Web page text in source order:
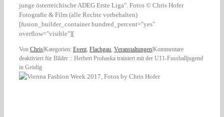
junge österreichische ADEG Erste Liga". Fotos © Chris Hofer
Fotografie & Film (alle Rechte vorbehalten)
[fusion_builder_container hundred_percent="yes"
overflow="visible"][
Von Chris|Kategorien: Event Flachgau Veranstaltungen|Kommentare
deaktiviert für Bilder :: Herbert Prohaska trainiert mit der U11-Fussballjugend
in Grödig